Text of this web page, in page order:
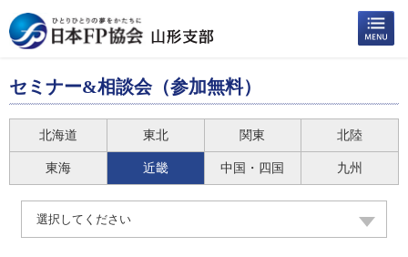
セミナー&相談会（参加無料）
北海道 東北 関東 北陸
東海 近畿 中国・四国 九州
選択してください